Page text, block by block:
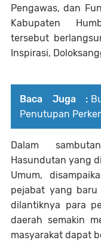
Pengawas, dan
Kabupaten
tersebut
Inspirasi,
Baca Juga :
Penutupan
Dalam
Hasundutan yang
Umum,
pejabat yang
dilantiknya para
daerah semakin
masyarakat dapat